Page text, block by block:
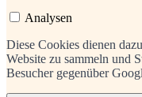
Analysen
Diese Cookies dienen
Website zu sammeln und
Besucher gegenüber